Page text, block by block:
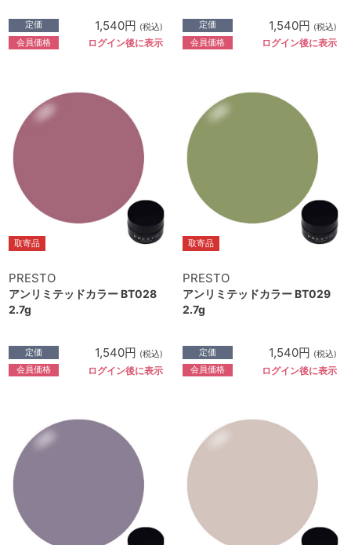
定価 1,540円 (税込)
会員価格 ログイン後に表示
定価 1,540円 (税込)
会員価格 ログイン後に表示
取寄品
PRESTO
アンリミテッドカラー BT028
2.7g
定価 1,540円 (税込)
会員価格 ログイン後に表示
取寄品
PRESTO
アンリミテッドカラー BT029
2.7g
定価 1,540円 (税込)
会員価格 ログイン後に表示